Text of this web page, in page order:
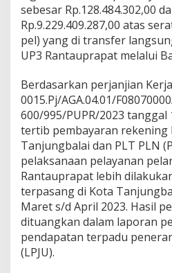
a
n
j
n
B
a
l
i
sebesar Rp.128.484.302,00
Rp.9.229.409.287,00 atas
pel) yang di transfer
UP3 Rantauprapat melalui
Berdasarkan perjanjian
0015.Pj/AGA.04.01/
600/995/PUPR/2023
tertib pembayaran rekening
Tanjungbalai dan PLT PLN
pelaksanaan pelayanan
Rantauprapat lebih
terpasang di Kota
Maret s/d April 2023. Hasil
dituangkan dalam laporan
pendapatan terpadu
(LPJU).